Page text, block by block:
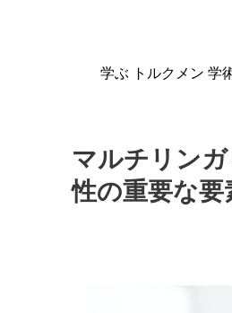
学ぶ トルクメン 学
マルチリン
性の重要な要